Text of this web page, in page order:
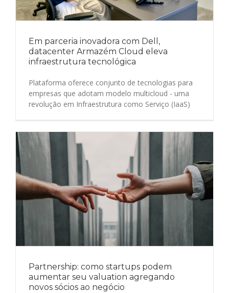
Em parceria inovadora com Dell,
datacenter Armazém Cloud eleva
infraestrutura tecnológica
Plataforma oferece conjunto de tecnologias para
empresas que adotam modelo multicloud - uma
revolução em Infraestrutura como Serviço (IaaS)
Partnership: como startups podem
aumentar seu valuation agregando
novos sócios ao negócio